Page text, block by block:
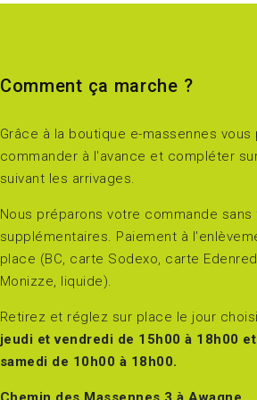
Comment ça marche ?
Grâce à la boutique e-massennes vous
commander à l'avance et compléter
suivant les arrivages.
Nous préparons votre commande sans
supplémentaires. Paiement à
place (BC, carte Sodexo, carte
Monizze, liquide).
Retirez et réglez sur place le jour
jeudi et vendredi de 15h00 à 18h00 et
samedi de 10h00 à 18h00.